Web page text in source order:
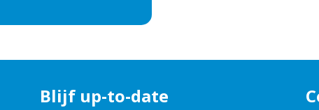
Blijf up-to-date